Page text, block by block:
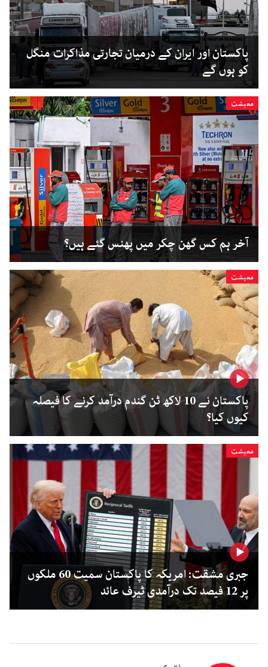
پاکستان اور ایران کے درمیان تجارتی مذاکرات منگل
کو ہوں گے
معیشت
آخر ہم کس گھن چکر میں پھنس گئے ہیں؟
معیشت
پاکستان نے 10 لاکھ ٹن گندم درآمد کرنے کا فیصلہ
کیوں کیا؟
معیشت
جبری مشقت: امریکہ کا پاکستان سمیت 60 ملکوں
پر 12 فیصد تک درآمدی ٹیرف عائد